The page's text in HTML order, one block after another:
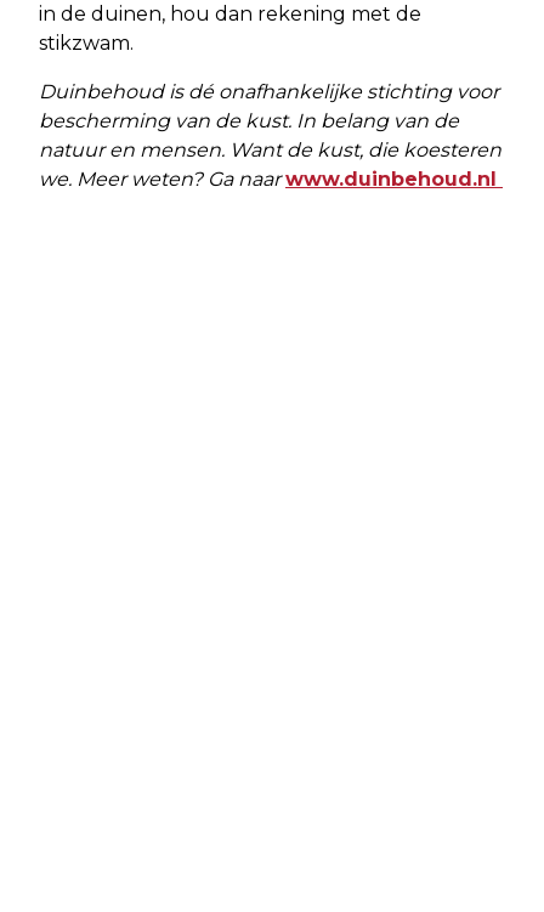
in de duinen, hou dan rekening met de
stikzwam.
Duinbehoud is dé onafhankelijke stichting voor
bescherming van de kust. In belang van de
natuur en mensen. Want de kust, die koesteren
we. Meer weten? Ga naarwww.duinbehoud.nl